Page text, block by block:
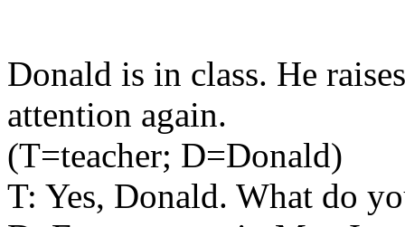
Donald is in class. He
attention again.
(T=teacher; D=Donald)
T: Yes, Donald. What do